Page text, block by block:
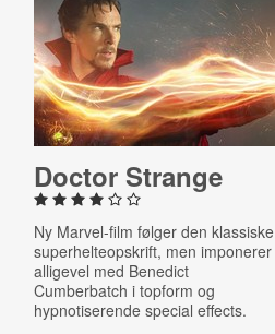
Doctor Strange
Ny Marvel-film følger den klassiske
superhelteopskrift, men imponerer
alligevel med Benedict
Cumberbatch i topform og
hypnotiserende special effects.